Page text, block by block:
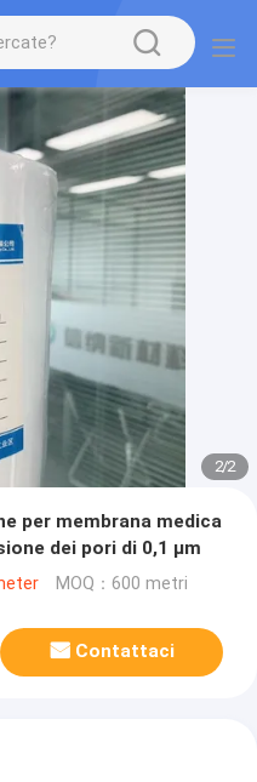
2/2
per membrana medica
dei pori di 0,1 μm
MOQ：600 metri
Contattaci